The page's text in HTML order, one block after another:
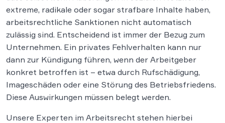
extreme, radikale oder sogar strafbare Inhalte haben,
arbeitsrechtliche Sanktionen nicht automatisch
zulässig sind. Entscheidend ist immer der Bezug zum
Unternehmen. Ein privates Fehlverhalten kann nur
dann zur Kündigung führen, wenn der Arbeitgeber
konkret betroffen ist – etwa durch Rufschädigung,
Imageschäden oder eine Störung des Betriebsfriedens.
Diese Auswirkungen müssen belegt werden.
Unsere Experten im Arbeitsrecht stehen hierbei